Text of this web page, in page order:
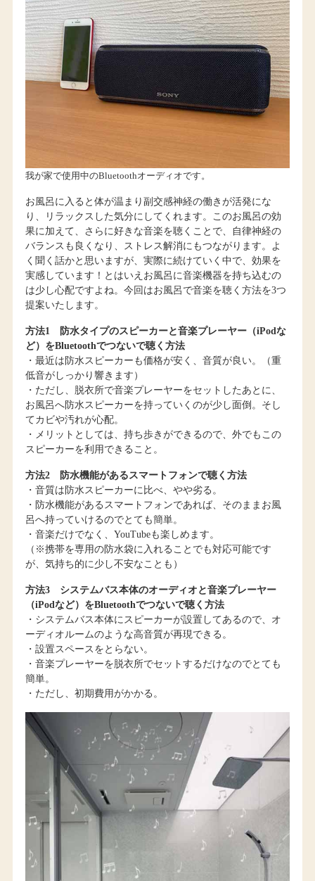
我が家で使用中のBluetoothオーディオです。
お風呂に入ると体が温まり副交感神経の働きが活発にな
り、リラックスした気分にしてくれます。このお風呂の効
果に加えて、さらに好きな音楽を聴くことで、自律神経の
バランスも良くなり、ストレス解消にもつながります。よ
く聞く話かと思いますが、実際に続けていく中で、効果を
実感しています！とはいえお風呂に音楽機器を持ち込むの
は少し心配ですよね。今回はお風呂で音楽を聴く方法を3つ
提案いたします。
方法1 防水タイプのスピーカーと音楽プレーヤー（iPodな
ど）をBluetoothでつないで聴く方法
・最近は防水スピーカーも価格が安く、音質が良い。（重
低音がしっかり響きます）
・ただし、脱衣所で音楽プレーヤーをセットしたあとに、
お風呂へ防水スピーカーを持っていくのが少し面倒。そし
てカビや汚れが心配。
・メリットとしては、持ち歩きができるので、外でもこの
スピーカーを利用できること。
方法2 防水機能があるスマートフォンで聴く方法
・音質は防水スピーカーに比べ、やや劣る。
・防水機能があるスマートフォンであれば、そのままお風
呂へ持っていけるのでとても簡単。
・音楽だけでなく、YouTubeも楽しめます。
（※携帯を専用の防水袋に入れることでも対応可能です
が、気持ち的に少し不安なことも）
方法3 システムバス本体のオーディオと音楽プレーヤー
（iPodなど）をBluetoothでつないで聴く方法
・システムバス本体にスピーカーが設置してあるので、オ
ーディオルームのような高音質が再現できる。
・設置スペースをとらない。
・音楽プレーヤーを脱衣所でセットするだけなのでとても
簡単。
・ただし、初期費用がかかる。